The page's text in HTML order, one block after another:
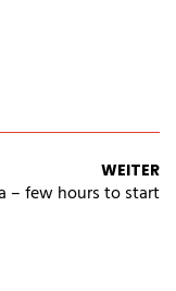
WEITER
– few hours to start